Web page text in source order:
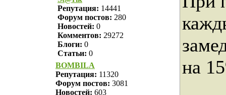
Репутация: 14441
Форум постов: 280
Новостей: 0
Комментов: 29272
Блоги: 0
Статьи: 0
BOMBILA
Репутация: 11320
Форум постов: 3081
Новостей: 603
на